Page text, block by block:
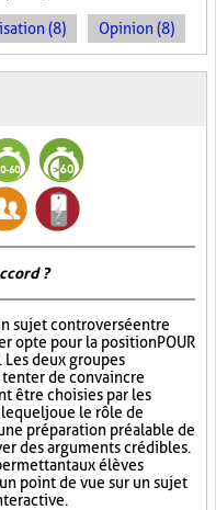
(8) Opinion (8)
?
sujet controversé entre
opte pour la position POUR
Les deux groupes
de convaincre
être choisies par les
joue le rôle de
préparation préalable de
des arguments crédibles.
aux élèves
point de vue sur un sujet